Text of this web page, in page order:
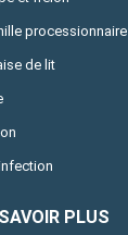
processionnaire
de lit
PLUS